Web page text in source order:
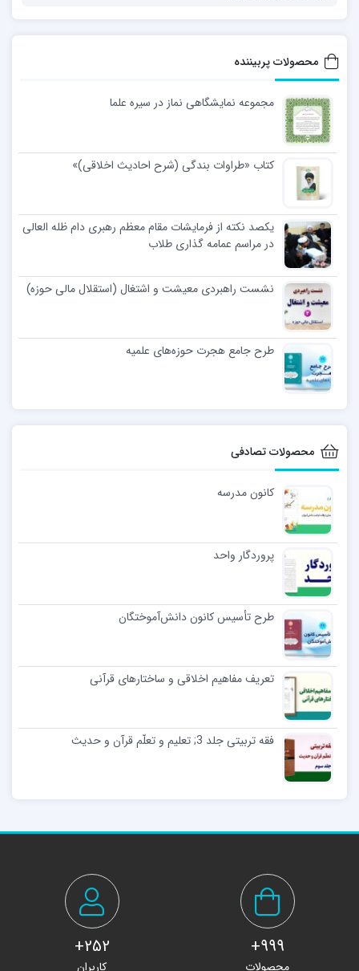
محصولات پربیننده
مجموعه نمایشگاهی نماز در سیره علما
کتاب «طراوات بندگی (شرح احادیث اخلاقی)»
یکصد نکته از فرمایشات مقام معظم رهبری دام ظله العالی
در مراسم عمامه گذاری طلاب
نشست راهبردی معیشت و اشتغال (استقلال مالی حوزه)
طرح جامع هجرت حوزه‌های علمیه
محصولات تصادفی
کانون مدرسه
پروردگار واحد
طرح تأسیس کانون دانش‌آموختگان
تعریف مفاهیم اخلاقی و ساختارهای قرآنی
فقه تربیتی جلد 3; تعلیم و تعلّم قرآن و حدیث
999+
محصولات
252+
کاربران